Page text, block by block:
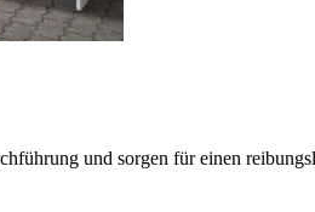
und sorgen für einen